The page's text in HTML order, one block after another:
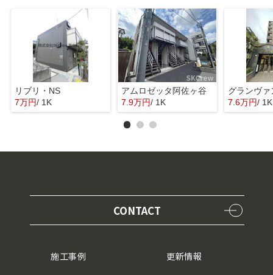
リブリ・NS
7万円/ 1K
アムロゼッタ阿佐ヶ谷
7.9万円/ 1K
グランヴァ
7.6万円/ 1K
CONTACT
施工事例 更新情報